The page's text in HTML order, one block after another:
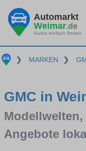
Automarkt
Weimar.de
Autos einfach finden
❯ MARKEN ❯
GMC in
Angebote